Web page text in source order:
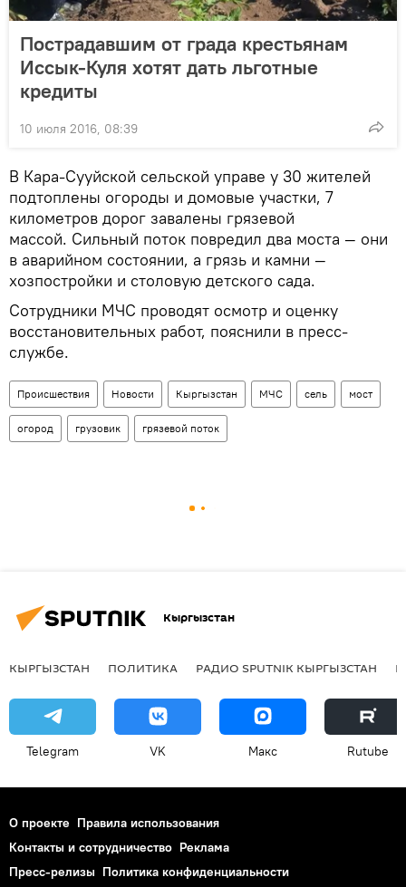
Пострадавшим от града крестьянам
Иссык-Куля хотят дать льготные
кредиты
10 июля 2016, 08:39
В Кара-Сууйской сельской управе у 30 жителей
подтоплены огороды и домовые участки, 7
километров дорог завалены грязевой
массой. Сильный поток повредил два моста — они
в аварийном состоянии, а грязь и камни —
хозпостройки и столовую детского сада.
Сотрудники МЧС проводят осмотр и оценку
восстановительных работ, пояснили в пресс-
службе.
Происшествия Новости Кыргызстан МЧС сель мост
огород грузовик грязевой поток
Кыргызстан
КЫРГЫЗСТАН ПОЛИТИКА РАДИО SPUTNIK КЫРГЫЗСТАН
Telegram VK Макс Rutube
О проекте Правила использования
Контакты и сотрудничество Реклама
Пресс-релизы Политика конфиденциальности